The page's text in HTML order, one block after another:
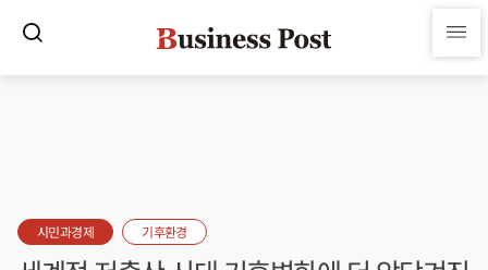
시민과경제 기후환경